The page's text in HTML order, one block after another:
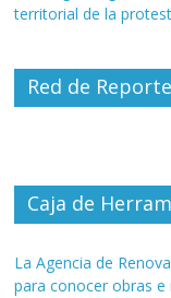
territorial de la
Red de
Caja de
La Agencia de
para conocer obras e